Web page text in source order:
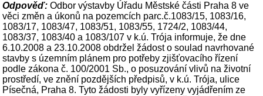
Odpověď: Odbor výstavby Úřadu Městské části Praha 8 ve
věci změn a úkonů na pozemcích parc.č.1083/15, 1083/16,
1083/17, 1083/47, 1083/51, 1083/55, 1724/2, 1083/44,
1083/37, 1083/40 a 1083/107 v k.ú. Trója informuje, že dne
6.10.2008 a 23.10.2008 obdržel žádost o soulad navrhované
stavby s územním plánem pro potřeby zjišťovacího řízení
podle zákona č. 100/2001 Sb., o posuzování vlivů na životní
prostředí, ve znění pozdějších předpisů, v k.ú. Trója, ulice
Písečná, Praha 8. Tyto žádosti byly vyřízeny vyjádřením ze